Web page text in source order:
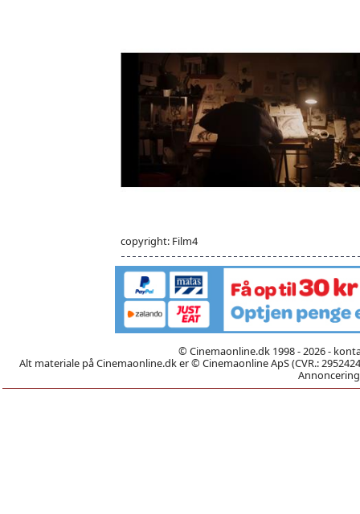
copyright: Film4
© Cinemaonline.dk 1998 - 2026 -
Alt materiale på Cinemaonline.dk er © Cinemaonline ApS (CVR.: